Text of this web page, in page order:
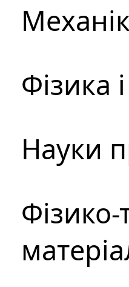
Фізика
Науки